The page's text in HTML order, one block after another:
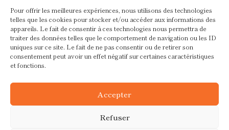
Pour offrir les meilleures expériences, nous utilisons des technologies
telles que les cookies pour stocker et/ou accéder aux informations des
appareils. Le fait de consentir à ces technologies nous permettra de
traiter des données telles que le comportement de navigation ou les ID
uniques sur ce site. Le fait de ne pas consentir ou de retirer son
consentement peut avoir un effet négatif sur certaines caractéristiques
et fonctions.
Accepter
Refuser
Rendez-vous Beauté
Rendez-vous Parfumés
Contact
Blog